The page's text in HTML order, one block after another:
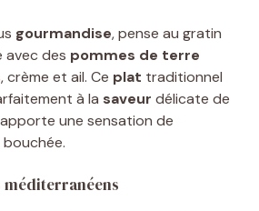
gourmandise, pense au gratin
avec des pommes de terre
et ail. Ce plat traditionnel
à la saveur délicate de
une sensation de
méditerranéens